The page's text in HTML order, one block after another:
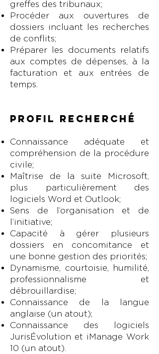
greffes des tribunaux;
Procéder aux ouvertures de
dossiers incluant les recherches
de conflits;
Préparer les documents relatifs
aux comptes de dépenses, à la
facturation et aux entrées de
temps.
PROFIL RECHERCHÉ
Connaissance adéquate et
compréhension de la procédure
civile;
Maîtrise de la suite Microsoft,
plus particulièrement des
logiciels Word et Outlook;
Sens de l’organisation et de
l’initiative;
Capacité à gérer plusieurs
dossiers en concomitance et
une bonne gestion des priorités;
Dynamisme, courtoisie, humilité,
professionnalisme et
débrouillardise;
Connaissance de la langue
anglaise (un atout);
Connaissance des logiciels
JurisÉvolution et iManage Work
10 (un atout).